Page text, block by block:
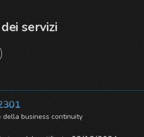
servizi
22301
della business continuity